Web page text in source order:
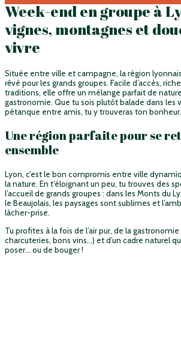
Week-end en groupe à
vignes, montagnes et
vivre
Située entre ville et campagne, la région
rêvé pour les grands groupes. Facile d’accès,
traditions, elle offre un mélange parfait de
gastronomie. Que tu sois plutôt balade dans les
pétanque entre amis, tu y trouveras ton bonheur.
Une région parfaite pour se
ensemble
Lyon, c’est le bon compromis entre ville
la nature. En t’éloignant un peu, tu trouves des
l’accueil de grands groupes : dans les Monts du
le Beaujolais, les paysages sont sublimes et
lâcher-prise.
Tu profites à la fois de l’air pur, de la
charcuteries, bons vins…) et d’un cadre naturel
poser… ou de bouger !